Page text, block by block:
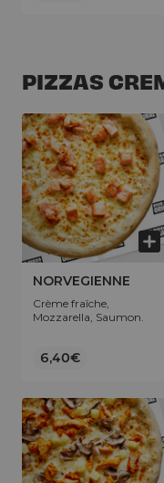
PIZZAS
NORVEGIENNE
Crème fraîche,
Mozzarella, Saumon.
6,40€